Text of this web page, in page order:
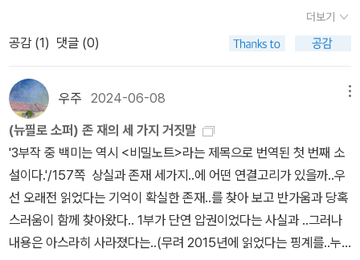
상상하게 만드는 곳곳의 표현들로 짐작하게 하는 글의 시간성 흐름
이란 장치를 통해 당시 분위기를 느낄 수가 있다. 특히 전쟁 속에서
사들은 건조한 문체로 인해 그 상황들에 대한 몰입을 냉정하게 바라
보게 만들었다는 것도 이 작품의 특징이라고 할 수 있다.자신의 존재
를 인정받고 싶어서, 또 다른 분신을 만들어내고 그것을 노트에 하나
씩 적어간 사실들은 어린이가 오랜 세월 고독 속에서 몸부림치며 그
나름대로의 삶을 영위해왔다는 흔적을 고스란히 보여준단 점에서 이
책은 정말 작가에게 묻고 싶은 것이 많게 한 작품이다. 각기 얇은 책
두께에 많은 표현과 유머가 특히 도드라져 보이는 문학성, 작가가 정
말로 무엇을 나타내 보고 싶어서 이 책의 3부작을 썼는지에 대한 의
건이 기다리고 있다. 늙어버린 쌍둥이들은 한 사람은 아이덴티티를
나고 공산주의 체제도 무너졌으나, 전쟁과 체제가 망쳐버린 그들의
삶은 돌아오지 않는다.
는 생각을 하게 된 순간 부터 <군중과 권력>을 읽어 보고 싶었으나
여전히 용기를 내지 못하고..있다. 매번 이렇게 또 다른 이야기에서 만
자주 만난다. 그러나 여전히 자신이 없다.) '허조그'를 읽으면서 읽고
싶었던 철학자들이 대거 등장할 거라 전혀 예상하지 못했다. 그런데
읽어갈수록 넘사벽 철학자들의 이론 보다 내가 더 읽고 싶어진 책은
전혀 언급(?) 되지 않은 <존재의 세 가지 거짓말> 되겠다.^^
서면서 하루 만에 다 읽었다. 소설책이 아니라 인문사회교양?에 가까
우며 한달음에 다 읽을 정도로 재미 나진 않지만 저 때 가방 속에 들어
있는 유일한 책으로 차선책이 없어 덕분에 시간 안 끌고 다 읽었다. 점
점 개인화돼가고 코로나의 영향으로 더 그런 경향이 있어서인지 실제
로 경험하고 부딪히며 얻게 되는 것들이 점점 사라지고 있다는 논리
를 여러 예를 들어가며 설명해 준다. ​유현준의 <공간 인간> 그의 전
작들을 재밌게 읽었고 유튜브도 즐겨 보는데 또 새로운 책을 들고나
왔네, 한 분야에서 성공했으며 자신만의 자리를 확고히 다진 사람이
글도 잘 써서 건축에 대한 역사, 공간이 가지고 있는 인간에 대한 삶의
전반적인 일들 에 대한 이야기라니 아직 읽기 전이지만 기대가 된다.
<존재의 세 가지 거짓말> 이건 몇 년 전에 아주 충격적으로 재밌게
더보기
공감 (1) 댓글 (0)
우주 2024-06-08
(뉴필로 소퍼) 존 재의 세 가지 거짓말
'3부작 중 백미는 역시 <비밀노트>라는 제목으로 번역된 첫 번째 소
설이다.'/157쪽 상실과 존재 세가지..에 어떤 연결고리가 있을까..우
선 오래전 읽었다는 기억이 확실한 존재..를 찾아 보고 반가움과 당혹
스러움이 함께 찾아왔다.. 1부가 단연 압권이었다는 사실과 ..그러나
내용은 아스라히 사라졌다는..(무려 2015년에 읽었다는 핑계를..누